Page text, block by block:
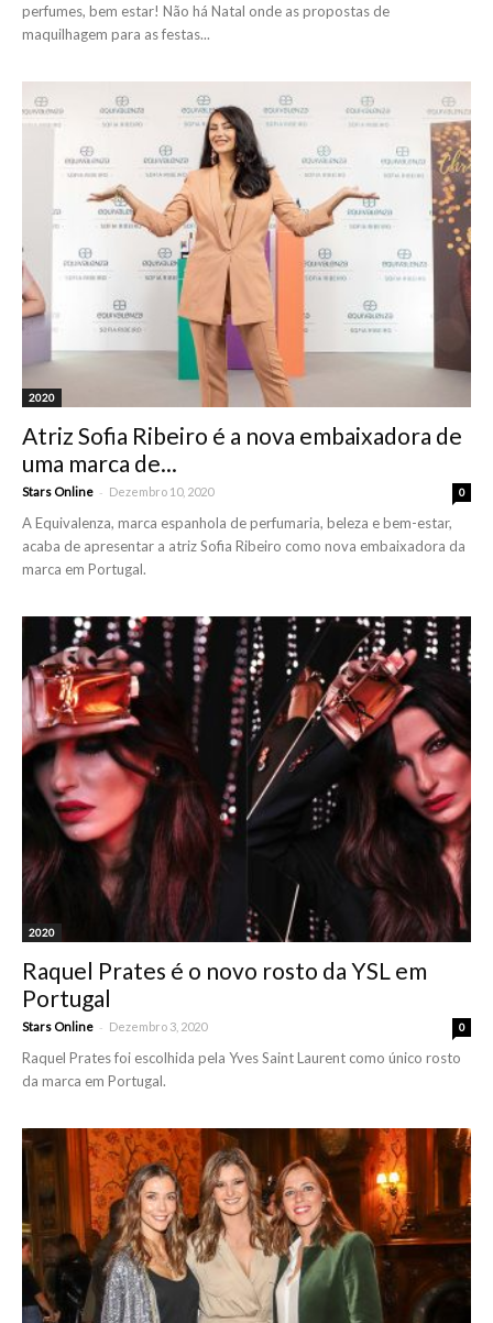
perfumes, bem estar! Não há Natal onde as propostas de
maquilhagem para as festas...
2020
Atriz Sofia Ribeiro é a nova embaixadora de
uma marca de...
Stars Online - Dezembro 10, 2020 0
A Equivalenza, marca espanhola de perfumaria, beleza e bem-estar,
acaba de apresentar a atriz Sofia Ribeiro como nova embaixadora da
marca em Portugal.
2020
Raquel Prates é o novo rosto da YSL em
Portugal
Stars Online - Dezembro 3, 2020 0
Raquel Prates foi escolhida pela Yves Saint Laurent como único rosto
da marca em Portugal.